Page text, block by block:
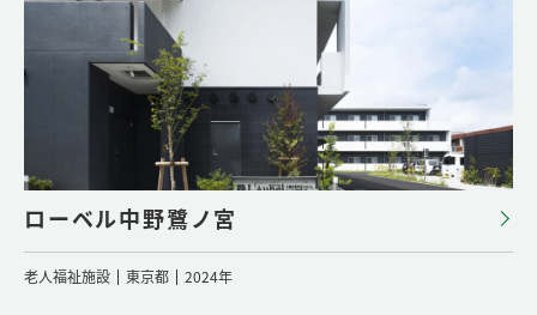
ローベル中野鷺ノ宮
老人福祉施設 東京都 2024年